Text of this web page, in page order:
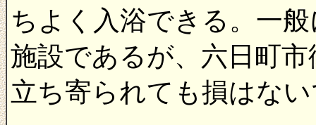
ちよく入浴できる。一
施設であるが、六日町
立ち寄られても損はな